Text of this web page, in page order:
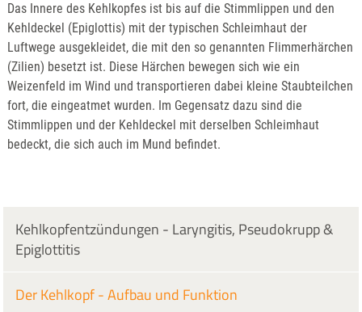
Das Innere des Kehlkopfes ist bis auf die Stimmlippen und den
Kehldeckel (Epiglottis) mit der typischen Schleimhaut der
Luftwege ausgekleidet, die mit den so genannten Flimmerhärchen
(Zilien) besetzt ist. Diese Härchen bewegen sich wie ein
Weizenfeld im Wind und transportieren dabei kleine Staubteilchen
fort, die eingeatmet wurden. Im Gegensatz dazu sind die
Stimmlippen und der Kehldeckel mit derselben Schleimhaut
bedeckt, die sich auch im Mund befindet.
Kehlkopfentzündungen - Laryngitis, Pseudokrupp &
Epiglottitis
Der Kehlkopf - Aufbau und Funktion